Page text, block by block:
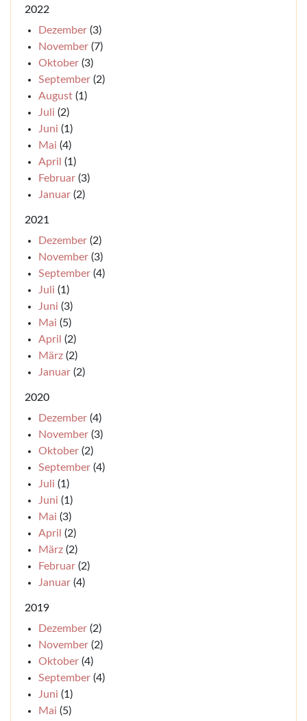
2022
Dezember (3)
November (7)
Oktober (3)
September (2)
August (1)
Juli (2)
Juni (1)
Mai (4)
April (1)
Februar (3)
Januar (2)
2021
Dezember (2)
November (3)
September (4)
Juli (1)
Juni (3)
Mai (5)
April (2)
März (2)
Januar (2)
2020
Dezember (4)
November (3)
Oktober (2)
September (4)
Juli (1)
Juni (1)
Mai (3)
April (2)
März (2)
Februar (2)
Januar (4)
2019
Dezember (2)
November (2)
Oktober (4)
September (4)
Juni (1)
Mai (5)